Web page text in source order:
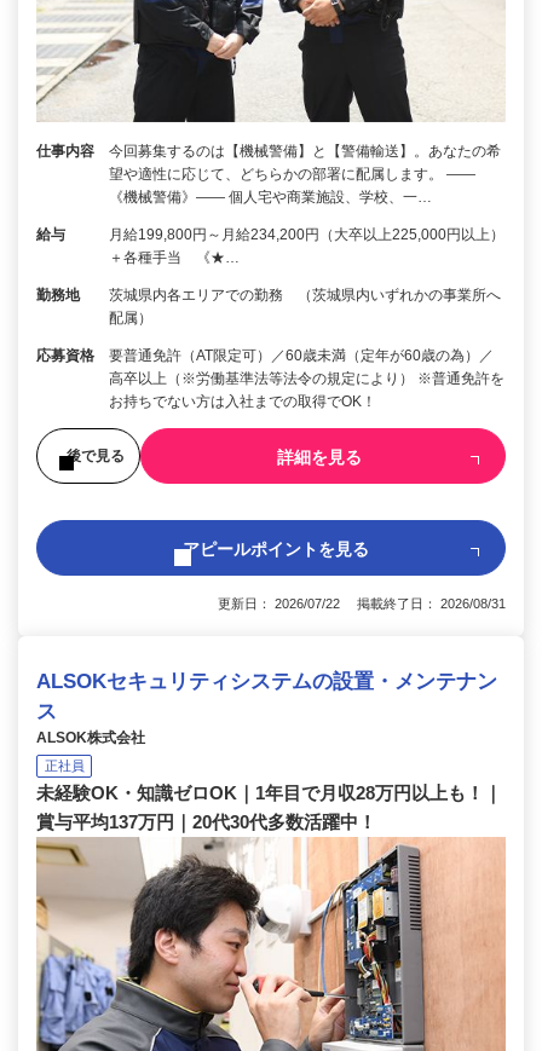
仕事内容
今回募集するのは【機械警備】と【警備輸送】。あなたの希
望や適性に応じて、どちらかの部署に配属します。 ――
《機械警備》―― 個人宅や商業施設、学校、一…
給与
月給199,800円～月給234,200円（大卒以上225,000円以上）
＋各種手当 《★…
勤務地
茨城県内各エリアでの勤務 （茨城県内いずれかの事業所へ
配属）
応募資格
要普通免許（AT限定可）／60歳未満（定年が60歳の為）／
高卒以上（※労働基準法等法令の規定により） ※普通免許を
お持ちでない方は入社までの取得でOK！
後で見る 詳細を見る
アピールポイントを見る
更新日： 2026/07/22 掲載終了日： 2026/08/31
ALSOKセキュリティシステムの設置・メンテナン
ス
ALSOK株式会社
正社員
未経験OK・知識ゼロOK｜1年目で月収28万円以上も！｜
賞与平均137万円｜20代30代多数活躍中！